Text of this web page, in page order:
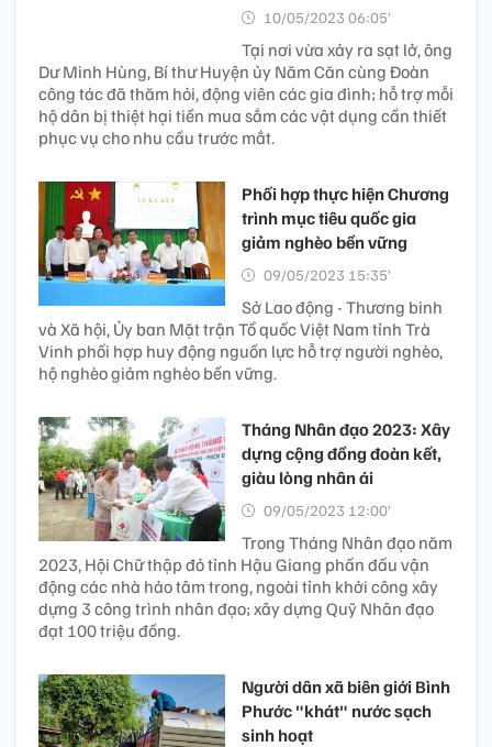
10/05/2023 06:05’
Tại nơi vừa xảy ra sạt lở, ông
Dư Minh Hùng, Bí thư Huyện ủy Năm Căn cùng Đoàn
công tác đã thăm hỏi, động viên các gia đình; hỗ trợ mỗi
hộ dân bị thiệt hại tiền mua sắm các vật dụng cần thiết
phục vụ cho nhu cầu trước mắt.
Phối hợp thực hiện Chương
trình mục tiêu quốc gia
giảm nghèo bền vững
09/05/2023 15:35’
Sở Lao động - Thương binh
và Xã hội, Ủy ban Mặt trận Tổ quốc Việt Nam tỉnh Trà
Vinh phối hợp huy động nguồn lực hỗ trợ người nghèo,
hộ nghèo giảm nghèo bền vững.
Tháng Nhân đạo 2023: Xây
dựng cộng đồng đoàn kết,
giàu lòng nhân ái
09/05/2023 12:00’
Trong Tháng Nhân đạo năm
2023, Hội Chữ thập đỏ tỉnh Hậu Giang phấn đấu vận
động các nhà hảo tâm trong, ngoài tỉnh khởi công xây
dựng 3 công trình nhân đạo; xây dựng Quỹ Nhân đạo
đạt 100 triệu đồng.
Người dân xã biên giới Bình
Phước "khát" nước sạch
sinh hoạt